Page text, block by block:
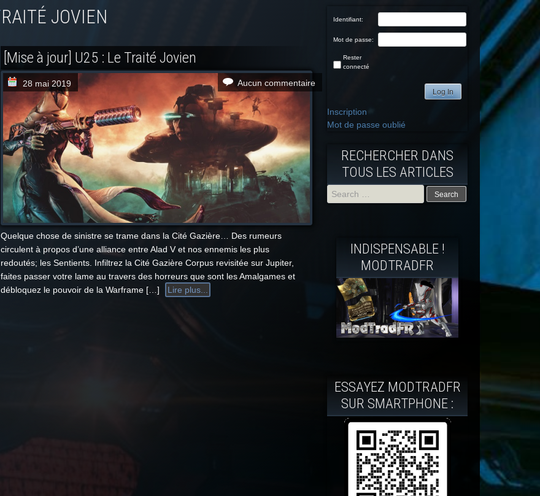
TRAITÉ JOVIEN
[Mise à jour] U25 : Le Traité Jovien
28 mai 2019 Aucun commentaire
Quelque chose de sinistre se trame dans la Cité Gazière… Des rumeurs
circulent à propos d’une alliance entre Alad V et nos ennemis les plus
redoutés; les Sentients. Infiltrez la Cité Gazière Corpus revisitée sur Jupiter,
faites passer votre lame au travers des horreurs que sont les Amalgames et
débloquez le pouvoir de la Warframe […]
Lire plus...
Identifiant:
Mot de passe:
Rester
connecté
Log In
Inscription
Mot de passe oublié
RECHERCHER DANS
TOUS LES ARTICLES
INDISPENSABLE !
MODTRADFR
ESSAYEZ MODTRADFR
SUR SMARTPHONE :